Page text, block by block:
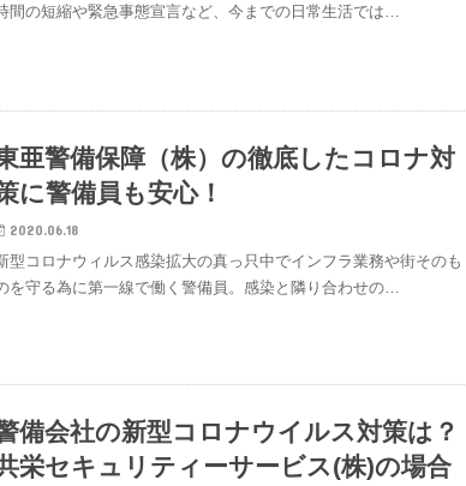
間の短縮や緊急事態宣言など、今までの日常生活では…
亜警備保障（株）の徹底したコロナ対
に警備員も安心！
2020.06.18
型コロナウィルス感染拡大の真っ只中でインフラ業務や街そのも
を守る為に第一線で働く警備員。感染と隣り合わせの…
備会社の新型コロナウイルス対策は？
栄セキュリティーサービス(株)の場合